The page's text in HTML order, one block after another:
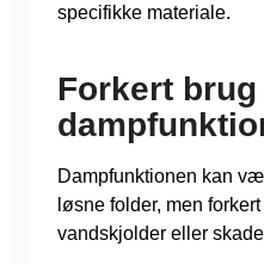
specifikke materiale.
Forkert brug
Dampfunktionen kan
løsne folder, men
vandskjolder eller